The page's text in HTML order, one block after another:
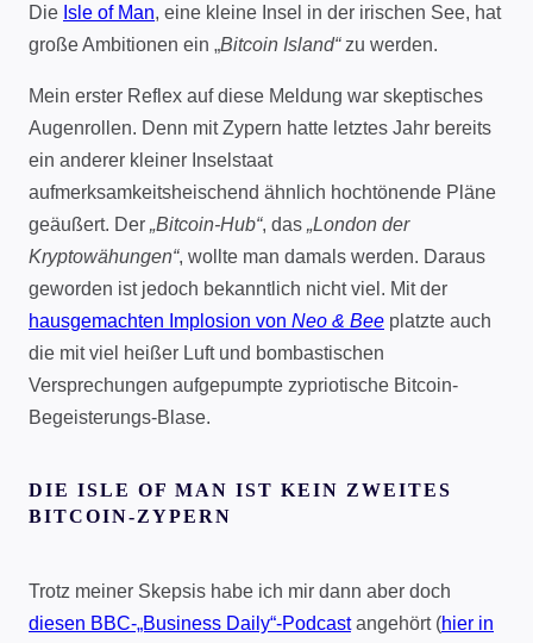
Die Isle of Man, eine kleine Insel in der irischen See, hat
große Ambitionen ein „Bitcoin Island“zu werden.
Mein erster Reflex auf diese Meldung war skeptisches
Augenrollen. Denn mit Zypern hatte letztes Jahr bereits
ein anderer kleiner Inselstaat
aufmerksamkeitsheischend ähnlich hochtönende Pläne
geäußert. Der „Bitcoin-Hub“, das „London der
Kryptowähungen“, wollte man damals werden. Daraus
geworden ist jedoch bekanntlich nicht viel. Mit der
hausgemachten Implosion von Neo & Bee platzte auch
die mit viel heißer Luft und bombastischen
Versprechungen aufgepumpte zypriotische Bitcoin-
Begeisterungs-Blase.
DIE ISLE OF MAN IST KEIN ZWEITES
BITCOIN-ZYPERN
Trotz meiner Skepsis habe ich mir dann aber doch
diesen BBC-„Business Daily“-Podcastangehört (hier in